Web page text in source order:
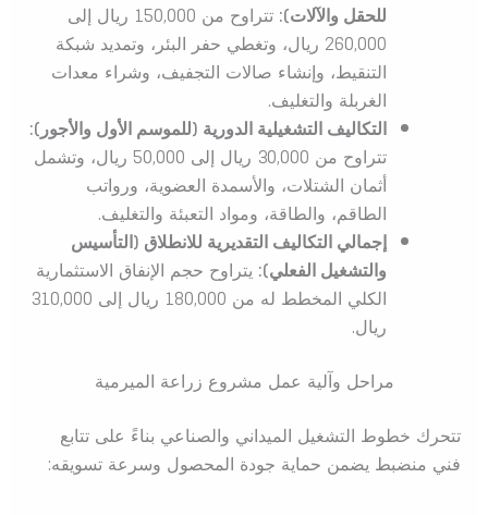
للحقل والآلات):
تتراوح من 150,000 ريال إلى
260,000 ريال، وتغطي حفر البئر، وتمديد شبكة
التنقيط، وإنشاء صالات التجفيف، وشراء معدات
الغربلة والتغليف.
التكاليف التشغيلية الدورية (للموسم الأول والأجور):
تتراوح من 30,000 ريال إلى 50,000 ريال، وتشمل
أثمان الشتلات، والأسمدة العضوية، ورواتب
الطاقم، والطاقة، ومواد التعبئة والتغليف.
إجمالي التكاليف التقديرية للانطلاق (التأسيس
والتشغيل الفعلي):يتراوح حجم الإنفاق الاستثمارية
الكلي المخطط له من 180,000 ريال إلى 310,000
ريال.
مراحل وآلية عمل مشروع زراعة الميرمية
تتحرك خطوط التشغيل الميداني والصناعي بناءً على تتابع
فني منضبط يضمن حماية جودة المحصول وسرعة تسويقه: